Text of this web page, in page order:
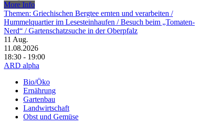
More Info
Themen: Griechischen Bergtee ernten und verarbeiten /​
Hummelquartier im Lesesteinhaufen /​ Besuch beim „Tomaten-
Nerd“ /​ Gartenschatzsuche in der Oberpfalz
11 Aug.
11.08.2026
18:30 - 19:00
ARD alpha
Bio/Öko
Ernährung
Gartenbau
Landwirtschaft
Obst und Gemüse